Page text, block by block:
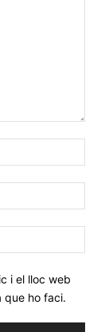
web:
i el lloc web
que ho faci.